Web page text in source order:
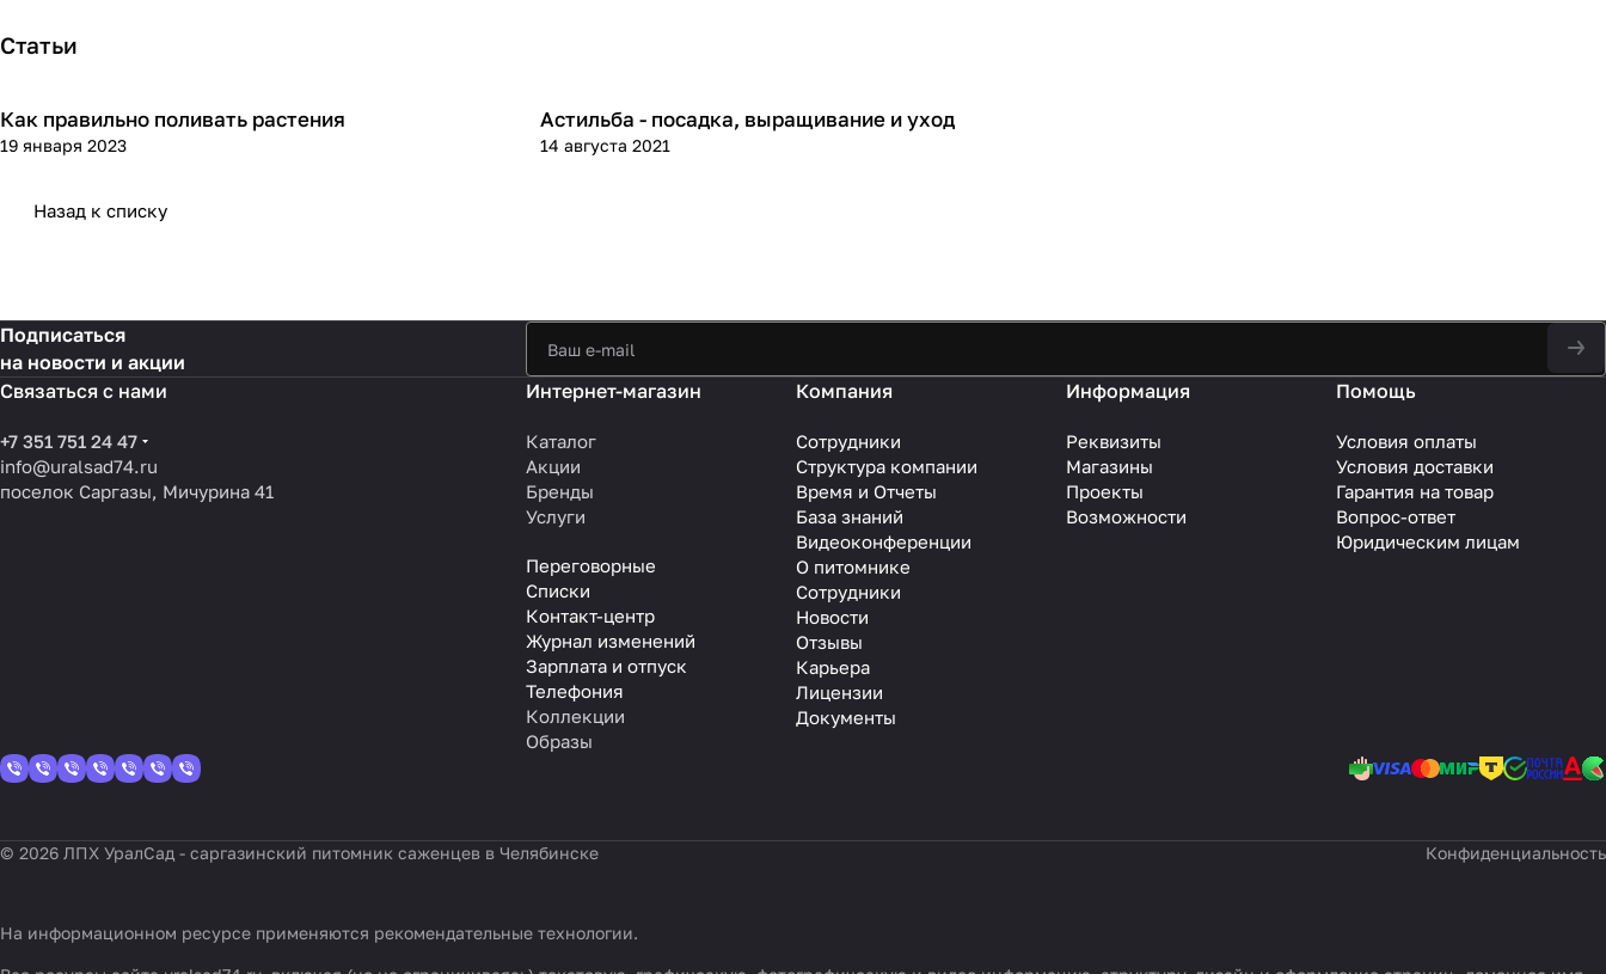
Статьи
Посадка и уход
Как правильно поливать растения
19 января 2023
Посадка и уход
Астильба - посадка, выращивание и уход
14 августа 2021
Назад к списку
Подписаться
на новости и акции
Связаться с нами
+7 351 751 24 47
info@uralsad74.ru
поселок Саргазы, Мичурина 41
Интернет-магазин
Каталог
Акции
Бренды
Услуги
Переговорные
Списки
Контакт-центр
Журнал изменений
Зарплата и отпуск
Телефония
Коллекции
Образы
Компания
Сотрудники
Структура компании
Время и Отчеты
База знаний
Видеоконференции
О питомнике
Сотрудники
Новости
Отзывы
Карьера
Лицензии
Документы
Информация
Реквизиты
Магазины
Проекты
Возможности
Помощь
Условия оплаты
Условия доставки
Гарантия на товар
Вопрос-ответ
Юридическим лицам
© 2026 ЛПХ УралСад - саргазинский питомник саженцев в Челябинске Конфиденциальность
На информационном ресурсе применяются рекомендательные технологии.